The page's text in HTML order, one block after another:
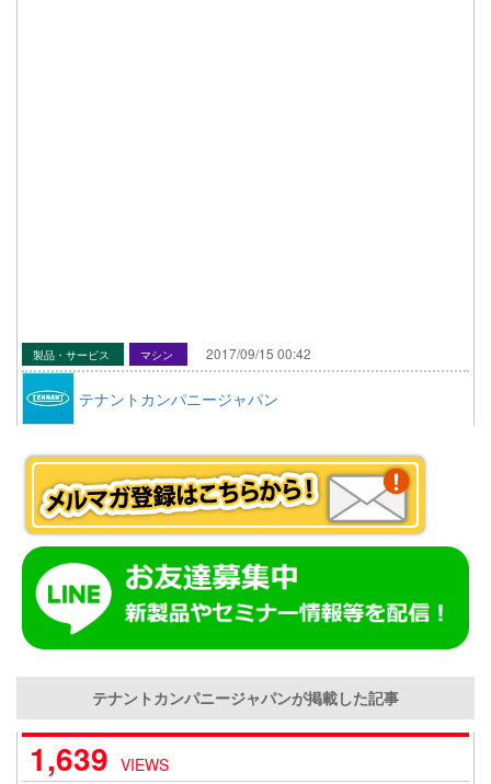
製品・サービス マシン 2017/09/15 00:42
テナントカンパニージャパン
テナントカンパニージャパンが掲載した記事
1,639 VIEWS